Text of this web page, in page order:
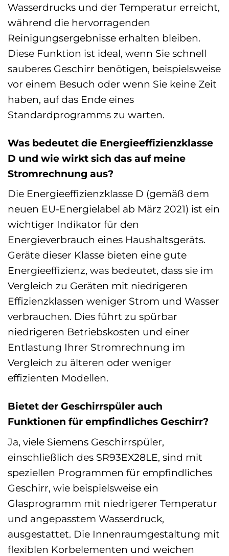
Wasserdrucks und der Temperatur erreicht,
während die hervorragenden
Reinigungsergebnisse erhalten bleiben.
Diese Funktion ist ideal, wenn Sie schnell
sauberes Geschirr benötigen, beispielsweise
vor einem Besuch oder wenn Sie keine Zeit
haben, auf das Ende eines
Standardprogramms zu warten.
Was bedeutet die Energieeffizienzklasse
D und wie wirkt sich das auf meine
Stromrechnung aus?
Die Energieeffizienzklasse D (gemäß dem
neuen EU-Energielabel ab März 2021) ist ein
wichtiger Indikator für den
Energieverbrauch eines Haushaltsgeräts.
Geräte dieser Klasse bieten eine gute
Energieeffizienz, was bedeutet, dass sie im
Vergleich zu Geräten mit niedrigeren
Effizienzklassen weniger Strom und Wasser
verbrauchen. Dies führt zu spürbar
niedrigeren Betriebskosten und einer
Entlastung Ihrer Stromrechnung im
Vergleich zu älteren oder weniger
effizienten Modellen.
Bietet der Geschirrspüler auch
Funktionen für empfindliches Geschirr?
Ja, viele Siemens Geschirrspüler,
einschließlich des SR93EX28LE, sind mit
speziellen Programmen für empfindliches
Geschirr, wie beispielsweise ein
Glasprogramm mit niedrigerer Temperatur
und angepasstem Wasserdruck,
ausgestattet. Die Innenraumgestaltung mit
flexiblen Korbelementen und weichen